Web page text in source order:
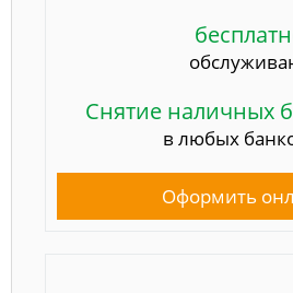
Снятие наличных
в любых
Оформить